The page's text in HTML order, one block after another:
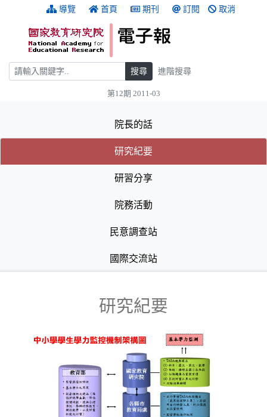
跳到主要內容 導覽 首頁 期刊 訂閱 取消
搜尋 搜尋 進階搜尋
第12期 2011-03
院長的話
研究紀要(目前選取的頁籤)
(目前選取的頁籤)
研習分享
院務活動
民意調查站
國際交流站
研究紀要